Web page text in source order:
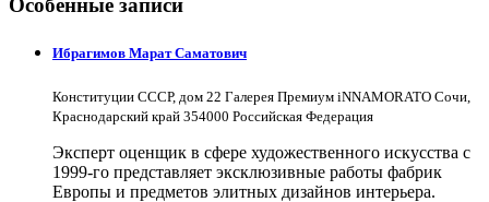
Особенные записи
Ибрагимов Марат Саматович
Конституции СССР, дом 22 Галерея Премиум iNNAMORATO Сочи,
Краснодарский край 354000 Российская Федерация
Эксперт оценщик в сфере художественного искусства с
1999-го представляет эксклюзивные работы фабрик
Европы и предметов элитных дизайнов интерьера.